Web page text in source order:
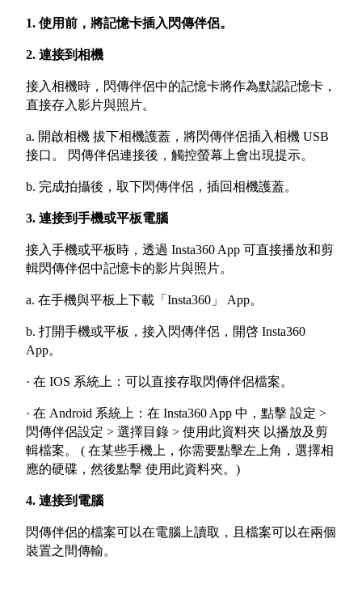
1. 使用前，將記憶卡插入閃傳伴侶。
2. 連接到相機
接入相機時，閃傳伴侶中的記憶卡將作為默認記憶卡，
直接存入影片與照片。
a. 開啟相機 拔下相機護蓋，將閃傳伴侶插入相機 USB
接口。 閃傳伴侶連接後，觸控螢幕上會出現提示。
b. 完成拍攝後，取下閃傳伴侶，插回相機護蓋。
3. 連接到手機或平板電腦
接入手機或平板時，透過 Insta360 App 可直接播放和剪
輯閃傳伴侶中記憶卡的影片與照片。
a. 在手機與平板上下載「Insta360」 App。
b. 打開手機或平板，接入閃傳伴侶，開啓 Insta360
App。
· 在 IOS 系統上：可以直接存取閃傳伴侶檔案。
· 在 Android 系統上：在 Insta360 App 中，點擊 設定 >
閃傳伴侶設定 > 選擇目錄 > 使用此資料夾 以播放及剪
輯檔案。 ( 在某些手機上，你需要點擊左上角，選擇相
應的硬碟，然後點擊 使用此資料夾。)
4. 連接到電腦
閃傳伴侶的檔案可以在電腦上讀取，且檔案可以在兩個
裝置之間傳輸。